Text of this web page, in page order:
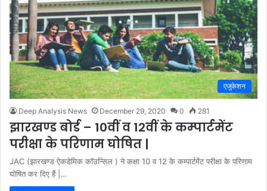
एजुकेशन
Deep Analysis News December 29, 2020 0 281
झारखण्ड बोर्ड – 10वीं व 12वीं के कम्पार्टमेंट
परीक्षा के परिणाम घोषित |
JAC (झारखण्ड ऐकडेमिक कॉउन्सिल ) ने कक्षा 10 व 12 के कम्पार्टमेंट परीक्षा के परिणाम
घोषित कर दिए हैं |…